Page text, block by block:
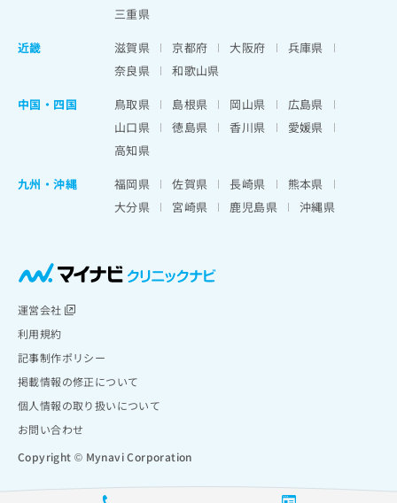
三重県
近畿
滋賀県 京都府 大阪府
兵庫県
奈良県
和歌山県
中国・四国
鳥取県 島根県 岡山県
広島県
山口県
徳島県 香川県
愛媛県
高知県
九州・沖縄
福岡県 佐賀県 長崎県
熊本県
大分県
宮崎県 鹿児島県 沖縄県
運営会社
利用規約
記事制作ポリシー
掲載情報の修正について
個人情報の取り扱いについて
お問い合わせ
Copyright © Mynavi Corporation